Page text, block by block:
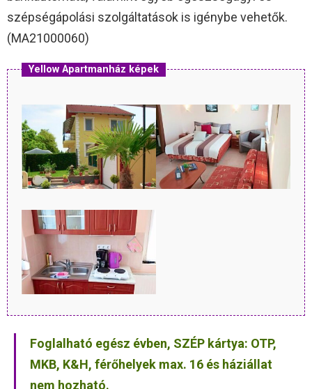
szépségápolási szolgáltatások is igénybe vehetők.
(MA21000060)
Yellow Apartmanház képek
Foglalható egész évben, SZÉP kártya: OTP,
MKB, K&H, férőhelyek max. 16 és háziállat
nem hozható.